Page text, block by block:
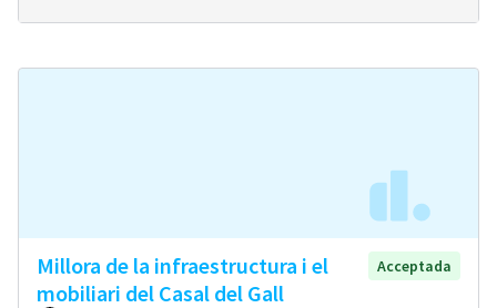
Millora de la infraestructura i el
mobiliari del Casal del Gall
Acceptada